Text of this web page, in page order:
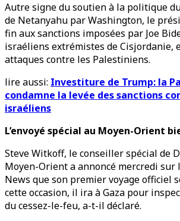
Autre signe du soutien à la politique
de Netanyahu par Washington, le
fin aux sanctions imposées par Joe
israéliens extrémistes de Cisjordanie,
attaques contre les Palestiniens.
lire aussi: Investiture de Trump: la
condamne la levée des sanctions
israéliens
L’envoyé spécial au Moyen-Orient
Steve Witkoff, le conseiller spécial de
Moyen-Orient a annoncé mercredi sur
News que son premier voyage officiel
cette occasion, il ira à Gaza pour
du cessez-le-feu, a-t-il déclaré.